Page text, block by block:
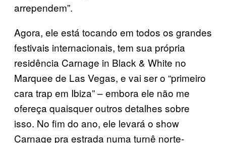
arrependem”.
Agora, ele está tocando em todos os grandes
festivais internacionais, tem sua própria
residência Carnage in Black & White no
Marquee de Las Vegas, e vai ser o “primeiro
cara trap em Ibiza” – embora ele não me
ofereça quaisquer outros detalhes sobre
isso. No fim do ano, ele levará o show
Carnage pra estrada numa turnê norte-